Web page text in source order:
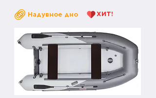
Надувное дно ХИТ!